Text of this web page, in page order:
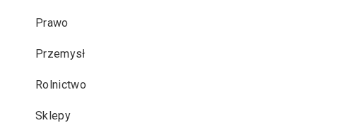
Prawo
Przemysł
Rolnictwo
Sklepy